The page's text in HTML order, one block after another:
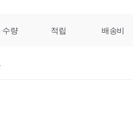
수량 적립 배송비